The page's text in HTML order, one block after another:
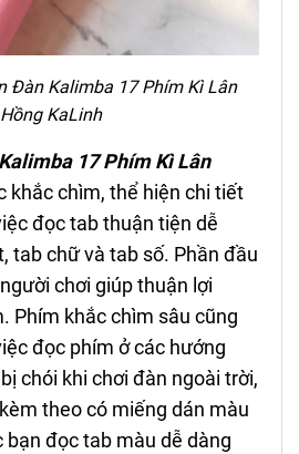
Đàn Kalimba 17 Phím Kì Lân
HồngKaLinh
17 PhímKì Lân
khắc chìm, thể hiện chi tiết
đọc tab thuận tiện dễ
tab chữ và tab số. Phần đầu
chơi giúp thuận lợi
Phím khắc chìm sâu cũng
đọc phím ở các hướng
chói khi chơi đàn ngoài trời,
theo có miếng dán màu
đọc tab màu dễ dàng